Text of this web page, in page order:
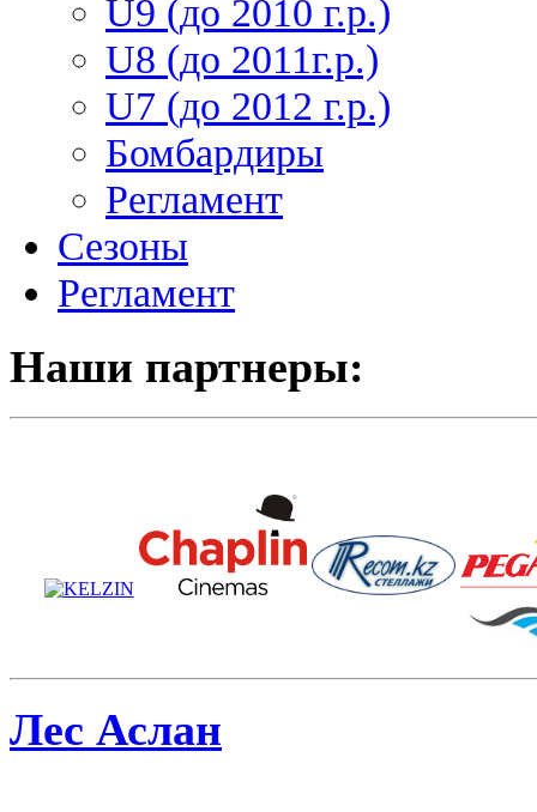
U9 (до 2010 г.р.)
U8 (до 2011г.р.)
U7 (до 2012 г.р.)
Бомбардиры
Регламент
Сезоны
Регламент
Наши партнеры:
Лес Аслан